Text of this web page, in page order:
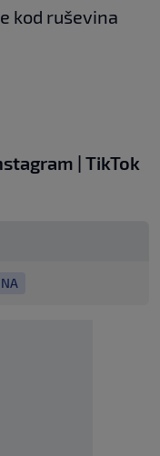
kod ruševina
| TikTok